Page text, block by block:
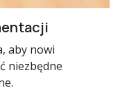
aby nowi
niezbędne